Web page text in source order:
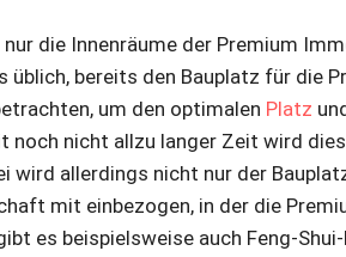
die Innenräume der Premium
üblich, bereits den Bauplatz für die
um den optimalen Platz
noch nicht allzu langer Zeit wird
wird allerdings nicht nur der
mit einbezogen, in der die
es beispielsweise auch Feng-